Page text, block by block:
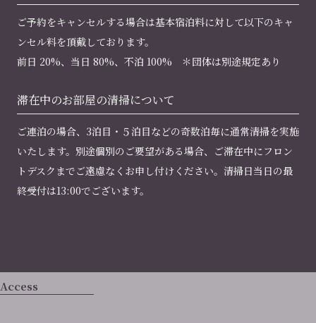
ご予約をキャンセルする場合は基本宿泊料に対して以下のキャ
ンセル料を頂戴しております。
前日 20%、当日 80%、不泊 100% ＊団体は別途規定あり
滞在中のお部屋の清掃について
ご連泊の場合、3泊目・５泊目などの奇数泊毎に通常清掃を実施
いたします。別途個別のご要望がある場合、ご滞在中にフロン
トデスクまでご遠慮なくお申し付けください。清掃日当日の最
終受付は13:00でございます。
Access